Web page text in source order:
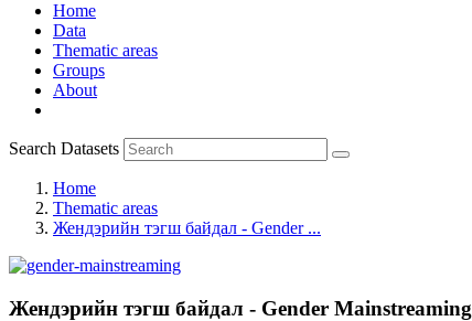
Home
Data
Thematic areas
Groups
About
Search Datasets
Home
Thematic areas
Жендэрийн тэгш байдал - Gender ...
Жендэрийн тэгш байдал - Gender Mainstreaming